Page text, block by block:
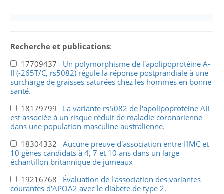
Recherche et publications:
17709437 Un polymorphisme de l'apolipoprotéine A-
II (-265T/C, rs5082) régule la réponse postprandiale à une
surcharge de graisses saturées chez les hommes en bonne
santé.
18179799 La variante rs5082 de l'apolipoprotéine AII
est associée à un risque réduit de maladie coronarienne
dans une population masculine australienne.
18304332 Aucune preuve d'association entre l'IMC et
10 gènes candidats à 4, 7 et 10 ans dans un large
échantillon britannique de jumeaux
19216768 Évaluation de l'association des variantes
courantes d'APOA2 avec le diabète de type 2.